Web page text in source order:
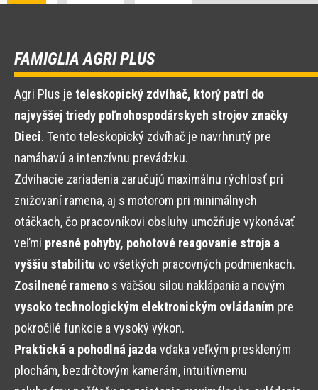
FAMIGLIA AGRI PLUS
Agri Plus je teleskopický zdvíhač, ktorý patrí do
najvyššej triedy poľnohospodárskych strojov značky
Dieci. Tento teleskopický zdvíhač je navrhnutý pre
namáhavú a intenzívnu prevádzku.
Zdvíhacie zariadenia zaručujú maximálnu rýchlosť pri
znižovaní ramena, aj s motorom pri minimálnych
otáčkach, čo pracovníkovi obsluhy umožňuje vykonávať
veľmi presné pohyby, pohotové reagovanie stroja a
vyššiu stabilitu vo všetkých pracovných podmienkach.
Zosilnené rameno s väčšou silou naklápania a novým
vysoko technologickým elektronickým ovládaním pre
pokročilé funkcie a vysoký výkon.
Praktická a pohodlná jazdavďaka veľkým preskleným
plochám, bezdrôtovým kamerám, intuitívnemu